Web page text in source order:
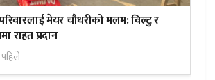
मेयर चौधरीको मलम: विल्टु र
राहत प्रदान